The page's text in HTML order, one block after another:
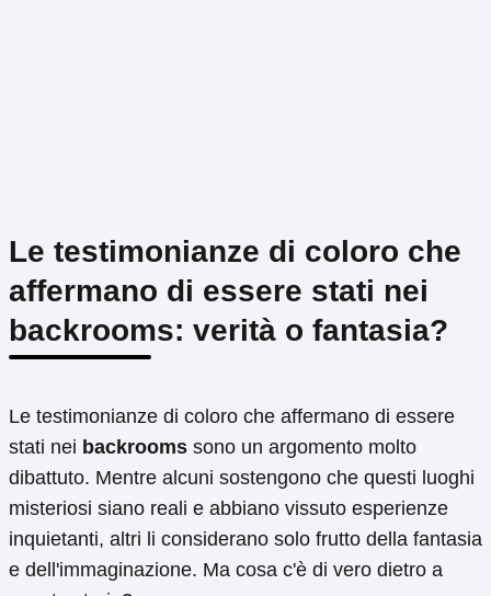
Le testimonianze di coloro che
affermano di essere stati nei
backrooms: verità o fantasia?
Le testimonianze di coloro che affermano di essere
stati nei backrooms sono un argomento molto
dibattuto. Mentre alcuni sostengono che questi luoghi
misteriosi siano reali e abbiano vissuto esperienze
inquietanti, altri li considerano solo frutto della fantasia
e dell'immaginazione. Ma cosa c'è di vero dietro a